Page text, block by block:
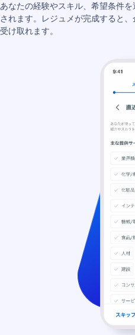
あなたの経験やスキル、希望条件
されます。レジュメが完成すると
受け取れます。